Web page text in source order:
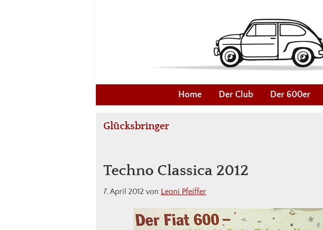
600
Deutschland
-
Liebe!
Home Der Club Der 600er
Glücksbringer
Techno Classica 2012
7. April 2012 von Leoni Pfeiffer